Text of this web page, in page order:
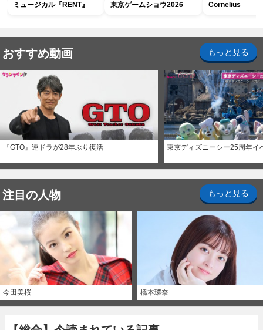
ミュージカル『RENT』 東京ゲームショウ2026 Cornelius
おすすめ動画 もっと見る
『GTO』連ドラが28年ぶり復活 東京ディズニーシー25周年イ
注目の人物 もっと見る
今田美桜 橋本環奈